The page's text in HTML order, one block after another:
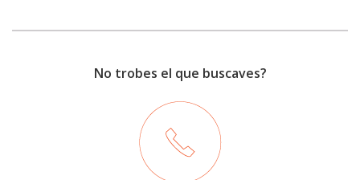
No trobes el que buscaves?